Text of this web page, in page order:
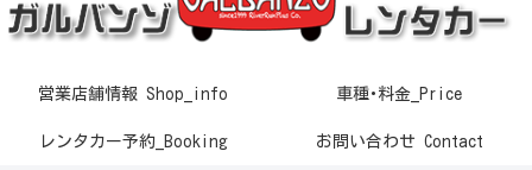
営業店舗情報 Shop_info 車種･料金_Price
レンタカー予約_Booking お問い合わせ Contact